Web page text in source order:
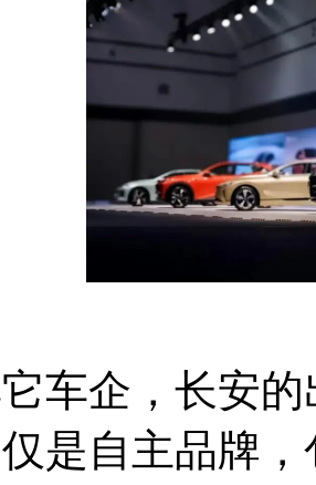
车企，长安
是自主品牌